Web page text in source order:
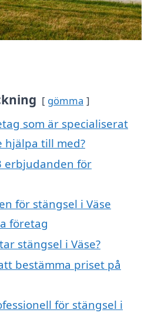
gömma
som är specialiserat
hjälpa till med?
erbjudanden för
för stängsel i Väse
företag
stängsel i Väse?
bestämma priset på
för stängsel i